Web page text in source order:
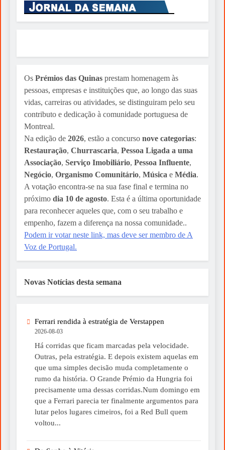
Os Prémios das Quinas prestam homenagem às
pessoas, empresas e instituições que, ao longo das suas
vidas, carreiras ou atividades, se distinguiram pelo seu
contributo e dedicação à comunidade portuguesa de
Montreal.
Na edição de 2026, estão a concurso nove categorias:
Restauração, Churrascaria, Pessoa Ligada a uma
Associação, Serviço Imobiliário, Pessoa Influente,
Negócio, Organismo Comunitário, Música e Média.
A votação encontra-se na sua fase final e termina no
próximo dia 10 de agosto. Esta é a última oportunidade
para reconhecer aqueles que, com o seu trabalho e
empenho, fazem a diferença na nossa comunidade..
Podem ir votar neste link, mas deve ser membro de A
Voz de Portugal.
Novas Notícias desta semana
Ferrari rendida à estratégia de Verstappen
2026-08-03
Há corridas que ficam marcadas pela velocidade.
Outras, pela estratégia. E depois existem aquelas em
que uma simples decisão muda completamente o
rumo da história. O Grande Prémio da Hungria foi
precisamente uma dessas corridas.Num domingo em
que a Ferrari parecia ter finalmente argumentos para
lutar pelos lugares cimeiros, foi a Red Bull quem
voltou...